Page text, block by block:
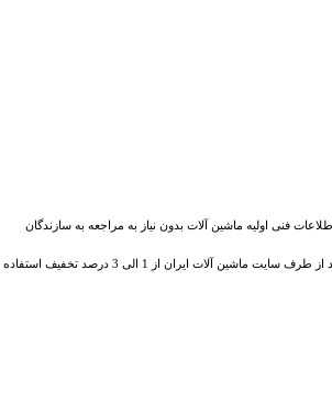
اطلاعات فنی اولیه ماشین آلات بدون نیاز به مراجعه به سازندگان
سایت ماشین آلات ایران از 1 الی 3 درصد تخفیف استفاده نمائید